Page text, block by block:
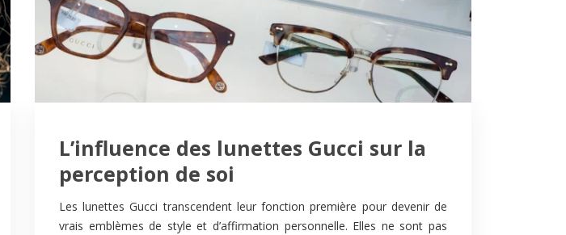
L’influence des lunettes Gucci sur la
perception de soi
Les lunettes Gucci transcendent leur fonction première pour devenir de
vrais emblèmes de style et d’affirmation personnelle. Elles ne sont pas